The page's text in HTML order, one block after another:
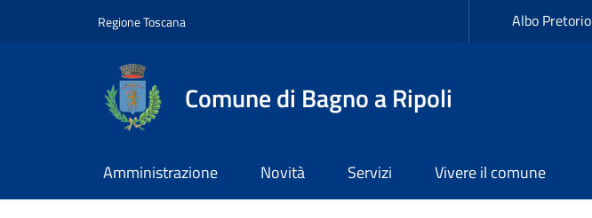
Comune di Bagno a Ripoli
Regione ToscanaSlim top Albo Pretorio
Comune di Bagno a Ripoli
Amministrazione Novità Servizi Vivere il comune